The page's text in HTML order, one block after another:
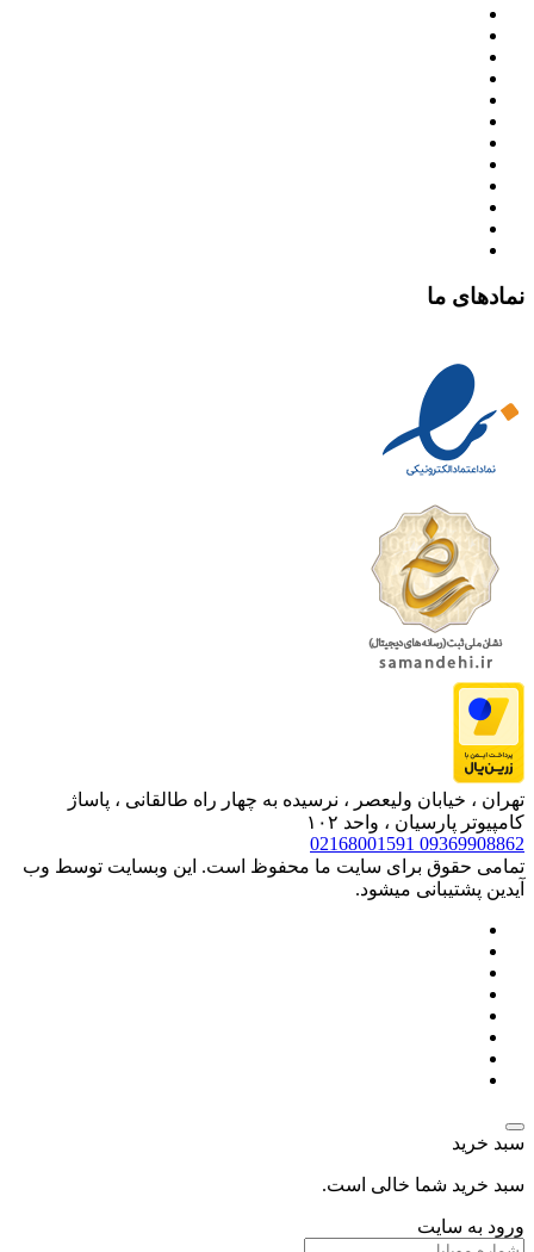
نمادهای ما
تهران ، خیابان ولیعصر ، نرسیده به چهار راه طالقانی ، پاساژ
کامپیوتر پارسیان ، واحد ۱۰۲
09369908862
02168001591
تمامی حقوق برای سایت ما محفوظ است. این وبسایت توسط وب
آیدین پشتیبانی میشود.
سبد خرید
سبد خرید شما خالی است.
ورود به سایت